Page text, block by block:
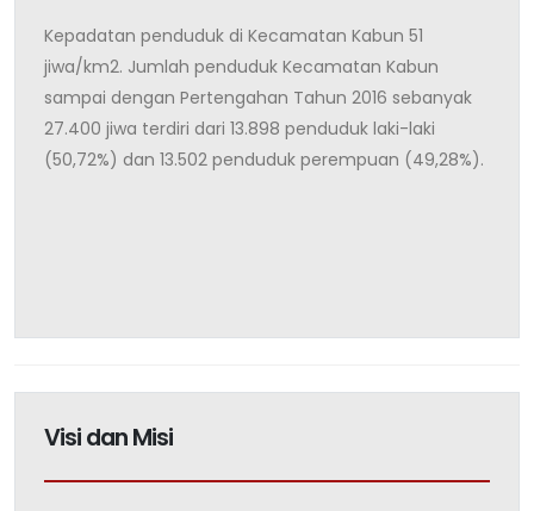
Kepadatan penduduk di Kecamatan Kabun 51
jiwa/km2. Jumlah penduduk Kecamatan Kabun
sampai dengan Pertengahan Tahun 2016 sebanyak
27.400 jiwa terdiri dari 13.898 penduduk laki-laki
(50,72%) dan 13.502 penduduk perempuan (49,28%).
Visi dan Misi